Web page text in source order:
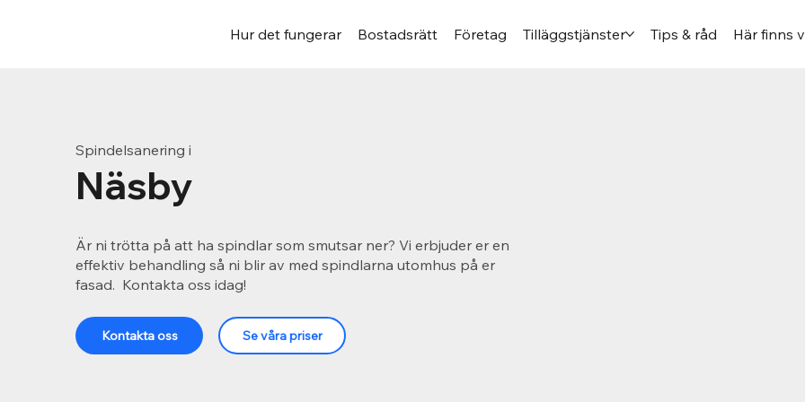
Hur det fungerar Bostadsrätt Företag Tilläggstjänster Tips & råd Här finns
Spindelsanering i
Näsby
Är ni trötta på att ha spindlar som smutsar ner? Vi erbjuder er en
effektiv behandling så ni blir av med spindlarna utomhus på er
fasad. Kontakta oss idag!
Kontakta oss Se våra priser